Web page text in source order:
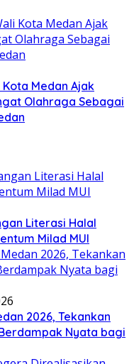
Medan Ajak
Olahraga Sebagai
Literasi Halal
Milad MUI
2026, Tekankan
Nyata bagi